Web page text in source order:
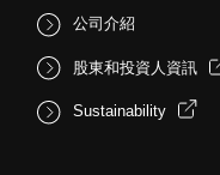
公司介紹
股東和投資人資訊
Sustainability